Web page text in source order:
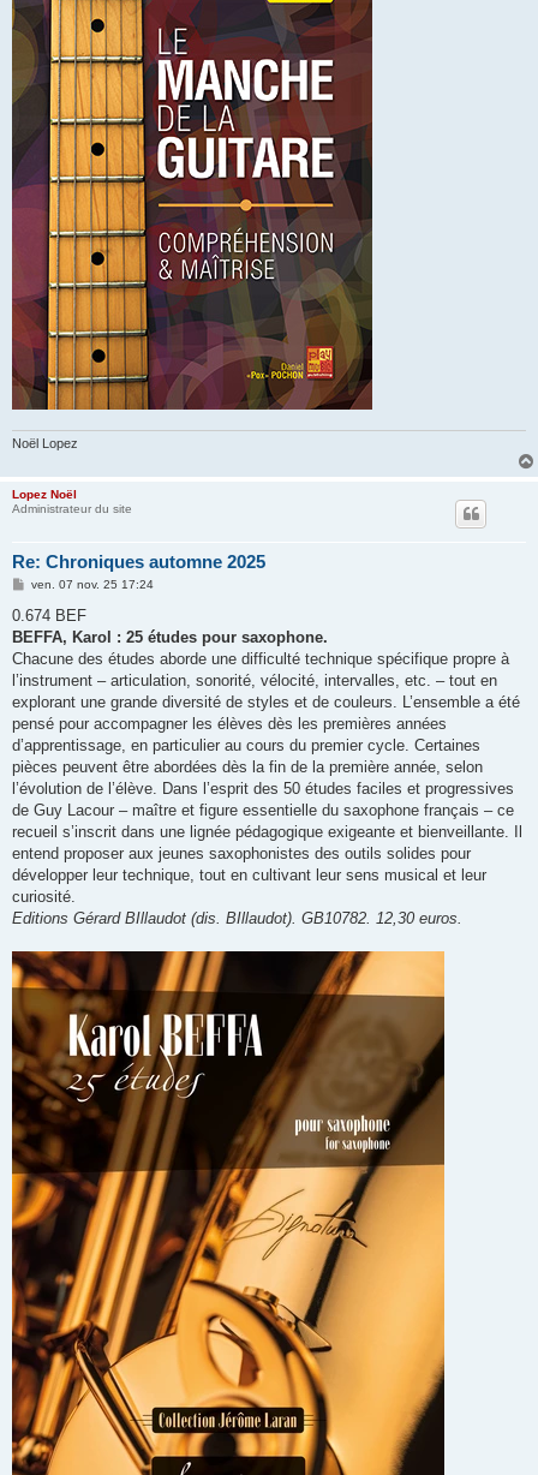
Noël Lopez
Lopez Noël
Administrateur du site
Re: Chroniques automne 2025
M
s
a
g
ven. 07 nov. 25 17:24
0.674 BEF
BEFFA, Karol : 25 études pour saxophone.
Chacune des études aborde une difficulté technique spécifique propre à
l’instrument – articulation, sonorité, vélocité, intervalles, etc. – tout en
explorant une grande diversité de styles et de couleurs. L’ensemble a été
pensé pour accompagner les élèves dès les premières années
d’apprentissage, en particulier au cours du premier cycle. Certaines
pièces peuvent être abordées dès la fin de la première année, selon
l’évolution de l’élève. Dans l’esprit des 50 études faciles et progressives
de Guy Lacour – maître et figure essentielle du saxophone français – ce
recueil s’inscrit dans une lignée pédagogique exigeante et bienveillante. Il
entend proposer aux jeunes saxophonistes des outils solides pour
développer leur technique, tout en cultivant leur sens musical et leur
curiosité.
Editions Gérard BIllaudot (dis. BIllaudot). GB10782. 12,30 euros.